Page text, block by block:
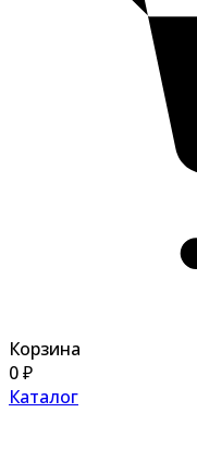
Корзина
0₽
Каталог